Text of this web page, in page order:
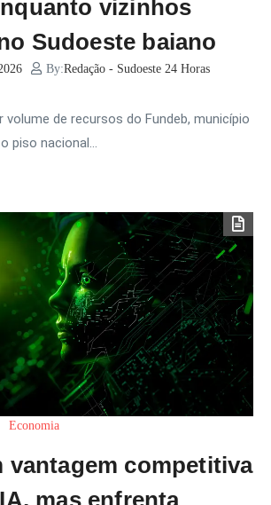
vizinhos
Sudoeste baiano
By:Redação - Sudoeste 24 Horas
de recursos do Fundeb, município
piso nacional…
Economia
vantagem competitiva
mas enfrenta